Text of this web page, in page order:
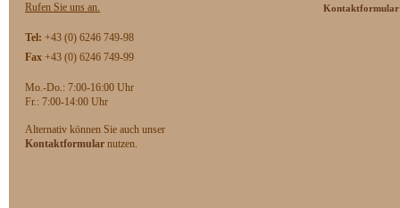
Rufen Sie uns an.
Tel: +43 (0) 6246 749-98
Fax +43 (0) 6246 749-99
Mo.-Do.: 7:00-16:00 Uhr
Fr.: 7:00-14:00 Uhr
Alternativ können Sie auch unser
Kontaktformular nutzen.
Kontaktformular